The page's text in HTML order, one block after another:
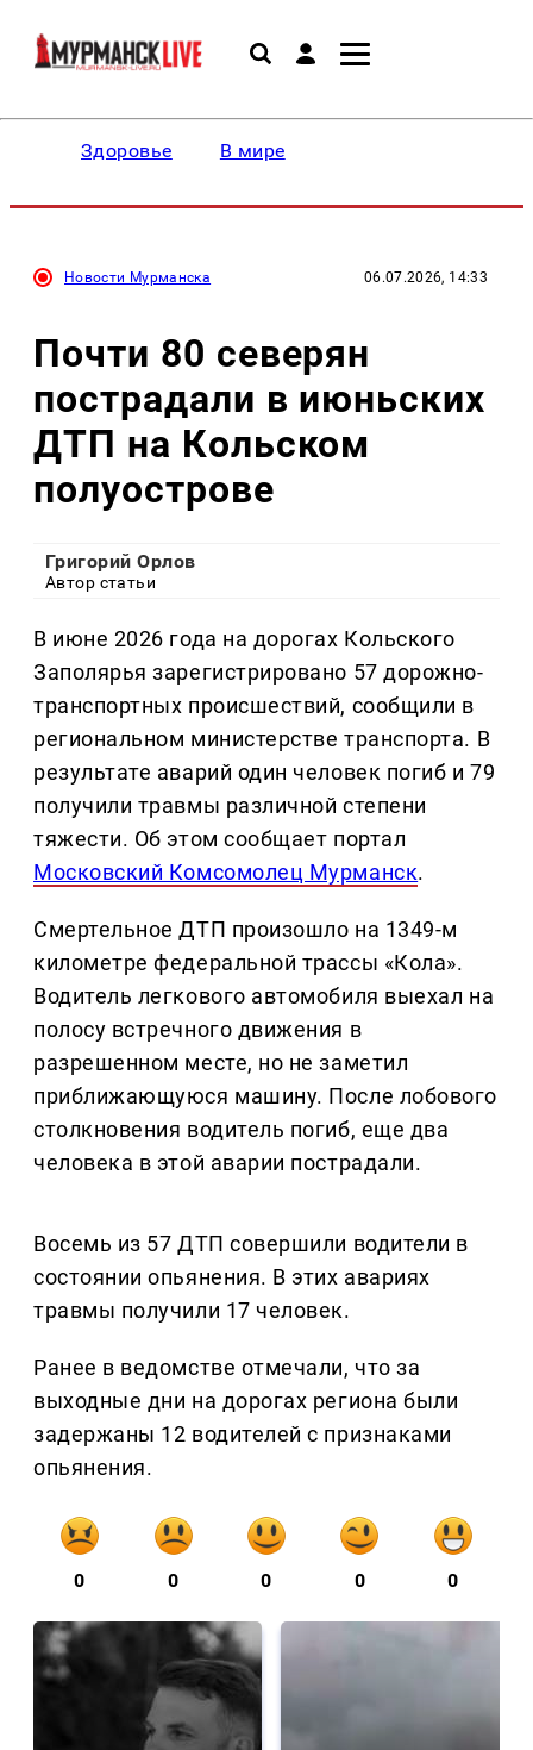
Здоровье В мире
Новости Мурманска 06.07.2026, 14:33
Почти 80 северян
пострадали в июньских
ДТП на Кольском
полуострове
Григорий Орлов
Автор статьи
В июне 2026 года на дорогах Кольского
Заполярья зарегистрировано 57 дорожно-
транспортных происшествий, сообщили в
региональном министерстве транспорта. В
результате аварий один человек погиб и 79
получили травмы различной степени
тяжести. Об этом сообщает портал
Московский Комсомолец Мурманск.
Смертельное ДТП произошло на 1349-м
километре федеральной трассы «Кола».
Водитель легкового автомобиля выехал на
полосу встречного движения в
разрешенном месте, но не заметил
приближающуюся машину. После лобового
столкновения водитель погиб, еще два
человека в этой аварии пострадали.
Восемь из 57 ДТП совершили водители в
состоянии опьянения. В этих авариях
травмы получили 17 человек.
Ранее в ведомстве отмечали, что за
выходные дни на дорогах региона были
задержаны 12 водителей с признаками
опьянения.
0 0 0 0 0